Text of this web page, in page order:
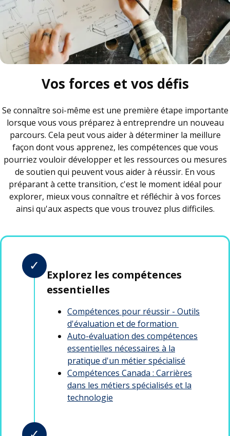
Vos forces et vos défis
Se connaître soi-même est une première étape importante
lorsque vous vous préparez à entreprendre un nouveau
parcours. Cela peut vous aider à déterminer la meillure
façon dont vous apprenez, les compétences que vous
pourriez vouloir développer et les ressources ou mesures
de soutien qui peuvent vous aider à réussir. En vous
préparant à cette transition, c'est le moment idéal pour
explorer, mieux vous connaître et réfléchir à vos forces
ainsi qu'aux aspects que vous trouvez plus difficiles.
✓
Explorez les compétences
essentielles
Compétences pour réussir - Outils
d'évaluation et de formation
Auto-évaluation des compétences
essentielles nécessaires à la
pratique d'un métier spécialisé
Compétences Canada : Carrières
dans les métiers spécialisés et la
technologie